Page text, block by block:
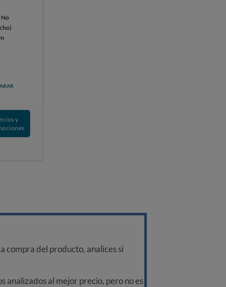
No
y
compra del producto, analices si
analizados al mejor precio, pero no es